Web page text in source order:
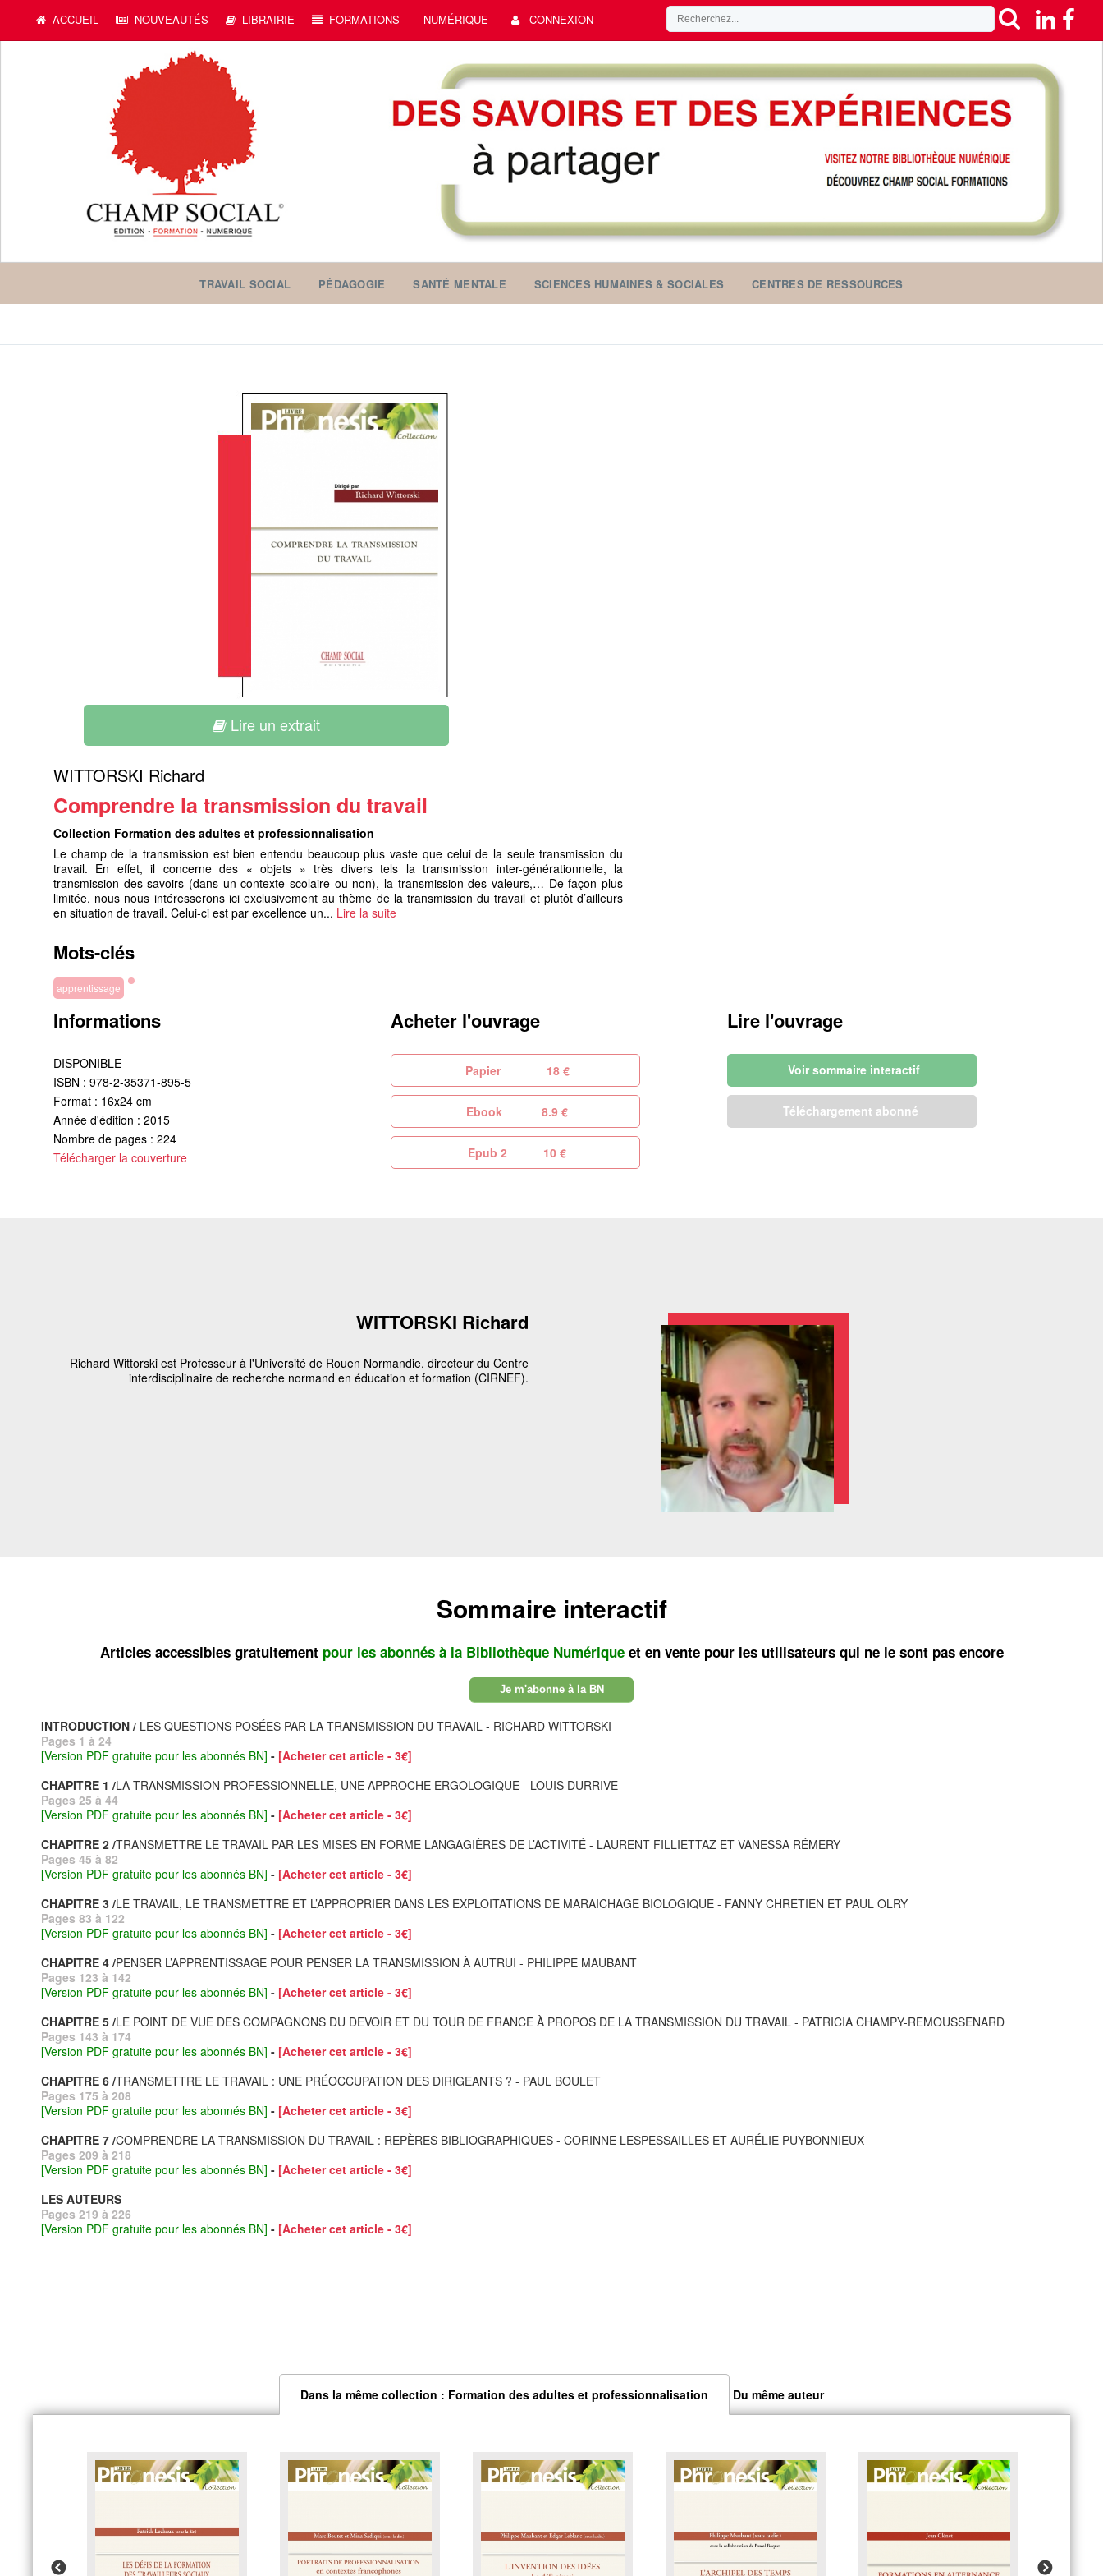
ACCUEIL NOUVEAUTÉS LIBRAIRIE FORMATIONS NUMÉRIQUE CONNEXION
TRAVAIL SOCIAL PÉDAGOGIE SANTÉ MENTALE SCIENCES HUMAINES & SOCIALES CENTRES DE RESSOURCES
Lire un extrait
WITTORSKI Richard
Comprendre la transmission du travail
Collection Formation des adultes et professionnalisation
Le champ de la transmission est bien entendu beaucoup plus vaste que celui de la seule transmission du
travail. En effet, il concerne des « objets » très divers tels la transmission inter-générationnelle, la
transmission des savoirs (dans un contexte scolaire ou non), la transmission des valeurs,… De façon plus
limitée, nous nous intéresserons ici exclusivement au thème de la transmission du travail et plutôt d’ailleurs
en situation de travail. Celui-ci est par excellence un... Lire la suite
Mots-clés
apprentissage
Informations
DISPONIBLE
ISBN : 978-2-35371-895-5
Format : 16x24 cm
Année d'édition : 2015
Nombre de pages : 224
Télécharger la couverture
Acheter l'ouvrage
Papier 18 €
Ebook 8.9 €
Epub 2 10 €
Lire l'ouvrage
Voir sommaire interactif
Téléchargement abonné
WITTORSKI Richard
Richard Wittorski est Professeur à l'Université de Rouen Normandie, directeur du Centre
interdisciplinaire de recherche normand en éducation et formation (CIRNEF).
Sommaire interactif
Articles accessibles gratuitement pour les abonnés à la Bibliothèque Numérique et en vente pour les utilisateurs qui ne le sont pas encore
Je m'abonne à la BN
INTRODUCTION / LES QUESTIONS POSÉES PAR LA TRANSMISSION DU TRAVAIL - RICHARD WITTORSKI
Pages 1 à 24
[Version PDF gratuite pour les abonnés BN] - [Acheter cet article - 3€]
CHAPITRE 1 /LA TRANSMISSION PROFESSIONNELLE, UNE APPROCHE ERGOLOGIQUE - LOUIS DURRIVE
Pages 25 à 44
[Version PDF gratuite pour les abonnés BN] - [Acheter cet article - 3€]
CHAPITRE 2 /TRANSMETTRE LE TRAVAIL PAR LES MISES EN FORME LANGAGIÈRES DE L’ACTIVITÉ - LAURENT FILLIETTAZ ET VANESSA RÉMERY
Pages 45 à 82
[Version PDF gratuite pour les abonnés BN] - [Acheter cet article - 3€]
CHAPITRE 3 /LE TRAVAIL, LE TRANSMETTRE ET L’APPROPRIER DANS LES EXPLOITATIONS DE MARAICHAGE BIOLOGIQUE - FANNY CHRETIEN ET PAUL OLRY
Pages 83 à 122
[Version PDF gratuite pour les abonnés BN] - [Acheter cet article - 3€]
CHAPITRE 4 /PENSER L’APPRENTISSAGE POUR PENSER LA TRANSMISSION À AUTRUI - PHILIPPE MAUBANT
Pages 123 à 142
[Version PDF gratuite pour les abonnés BN] - [Acheter cet article - 3€]
CHAPITRE 5 /LE POINT DE VUE DES COMPAGNONS DU DEVOIR ET DU TOUR DE FRANCE À PROPOS DE LA TRANSMISSION DU TRAVAIL - PATRICIA CHAMPY-REMOUSSENARD
Pages 143 à 174
[Version PDF gratuite pour les abonnés BN] - [Acheter cet article - 3€]
CHAPITRE 6 /TRANSMETTRE LE TRAVAIL : UNE PRÉOCCUPATION DES DIRIGEANTS ? - PAUL BOULET
Pages 175 à 208
[Version PDF gratuite pour les abonnés BN] - [Acheter cet article - 3€]
CHAPITRE 7 /COMPRENDRE LA TRANSMISSION DU TRAVAIL : REPÈRES BIBLIOGRAPHIQUES - CORINNE LESPESSAILLES ET AURÉLIE PUYBONNIEUX
Pages 209 à 218
[Version PDF gratuite pour les abonnés BN] - [Acheter cet article - 3€]
LES AUTEURS
Pages 219 à 226
[Version PDF gratuite pour les abonnés BN] - [Acheter cet article - 3€]
Dans la même collection : Formation des adultes et professionnalisation Du même auteur